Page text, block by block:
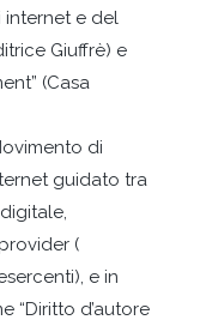
internet e del
Giuffrè) e
(Casa
di
guidato tra
(
e in
“Diritto d’autore